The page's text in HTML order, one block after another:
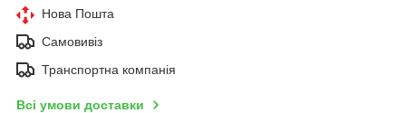
Нова Пошта
Самовивіз
Транспортна компанія
Всі умови доставки